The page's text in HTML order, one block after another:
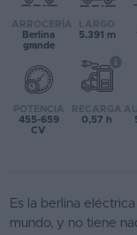
CARROCERÍA
Berlina
grande
LARGO
5.391 m
POTENCIA
455-659
CV
RECARGA
0,57 h
Es la berlina
mundo, y no tiene